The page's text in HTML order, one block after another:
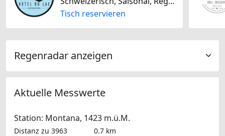
Tisch reservieren
Regenradar anzeigen
Aktuelle Messwerte
Station: Montana, 1423 m.ü.M.
Distanz zu 3963
0.7 km